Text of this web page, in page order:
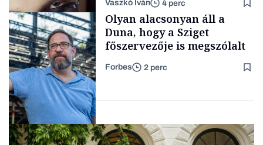
Content Lab HUB
Forbes-sztori
gondolataimat akartam
kimondani
Vaszkó Iván 4 perc
Társadalom
Olyan alacsonyan áll a
Duna, hogy a Sziget
főszervezője is megszólalt
Forbes 2 perc